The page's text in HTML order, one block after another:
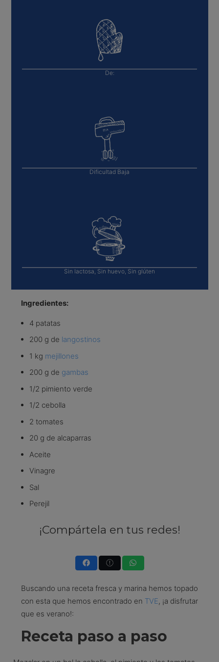
De:
Dificultad Baja
Sin lactosa, Sin huevo, Sin glúten
Ingredientes:
4 patatas
200 g de langostinos
1 kg mejillones
200 g de gambas
1/2 pimiento verde
1/2 cebolla
2 tomates
20 g de alcaparras
Aceite
Vinagre
Sal
Perejil
¡Compártela en tus redes!
Buscando una receta fresca y marina hemos topado
con esta que hemos encontrado en TVE, ¡a disfrutar
que es verano!:
Receta paso a paso